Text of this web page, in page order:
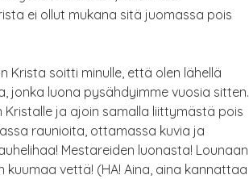
ei ollut mukana sitä juomassa pois
Krista soitti minulle, että olen lähellä
jonka luona pysähdyimme vuosia sitten.
Kristalle ja ajoin samalla liittymästä pois
raunioita, ottamassa kuvia ja
Mestareiden luonasta! Lounaan
kuumaa vettä! (HA! Aina, aina kannattaa